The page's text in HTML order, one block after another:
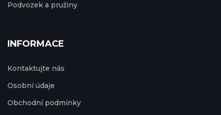
Podvozek a pružiny
INFORMACE
Kontaktujte nás
Osobní údaje
Obchodní podmínky